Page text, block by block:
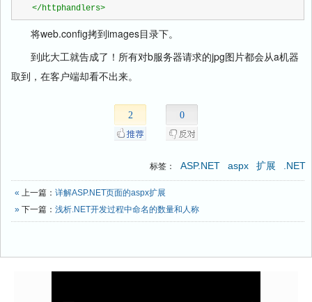
</httphandlers>
将web.config拷到images目录下。
到此大工就告成了！所有对b服务器请求的jpg图片都会从a机器
取到，在客户端却看不出来。
2 0
标签： ASP.NET aspx 扩展 .NET
« 上一篇： 详解ASP.NET页面的aspx扩展
» 下一篇： 浅析.NET开发过程中命名的数量和人称